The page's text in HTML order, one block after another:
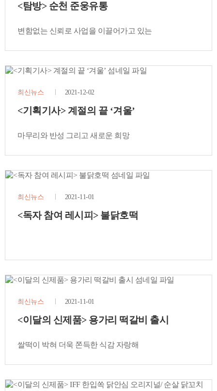
<탐방> 순천 준웅유통
변함없는 신뢰로 사업을 이끌어가고 있는
최신뉴스 2021-12-02
<기획기사> 계절의 끝 ‘겨울’
마무리와 반성 그리고 새로운 희망
최신뉴스 2021-11-01
<독자 참여 레시피> 불닭호떡
최신뉴스 2021-11-01
<이달의 신제품> 용가리 떡갈비 출시
쌀떡이 박혀 더욱 쫀득한 식감 자랑해